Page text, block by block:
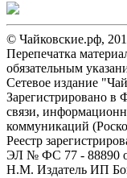
© Чайковские.рф,
Перепечатка
обязательным
Сетевое издание
Зарегистрировано в
связи,
коммуникаций
Реестр
ЭЛ № ФС 77 - 88890
Н.М. Издатель ИП